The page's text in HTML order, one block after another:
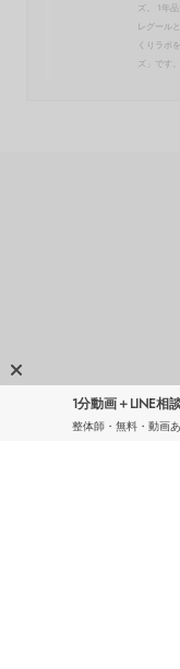
ズ。 1年
レグール
くりラボ
ズ」です
1分動画＋LINE相
整体師・無料・動画